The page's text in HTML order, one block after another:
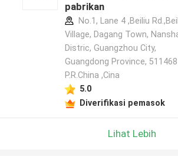
pabrikan
No.1, Lane 4 ,Beiliu
Village, Dagang Town,
Distric, Guangzhou City,
Guangdong Province, 511468
P.R.China ,Cina
5.0
Diverifikasi pemasok
Lihat Lebih